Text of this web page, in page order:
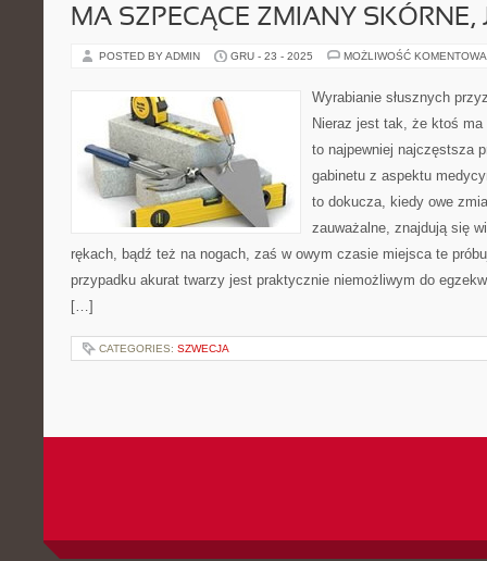
MA SZPECĄCE ZMIANY SKÓRNE,
POSTED BY ADMIN GRU - 23 - 2025 MOŻLIWOŚĆ
Wyrabianie słusznych
Nieraz jest tak, że ktoś
to najpewniej najczęstsza
gabinetu z aspektu
to dokucza, kiedy owe
zauważalne, znajdują się
rękach, bądź też na nogach, zaś w owym czasie miejsca te
przypadku akurat twarzy jest praktycznie niemożliwym do
[…]
CATEGORIES: SZWECJA